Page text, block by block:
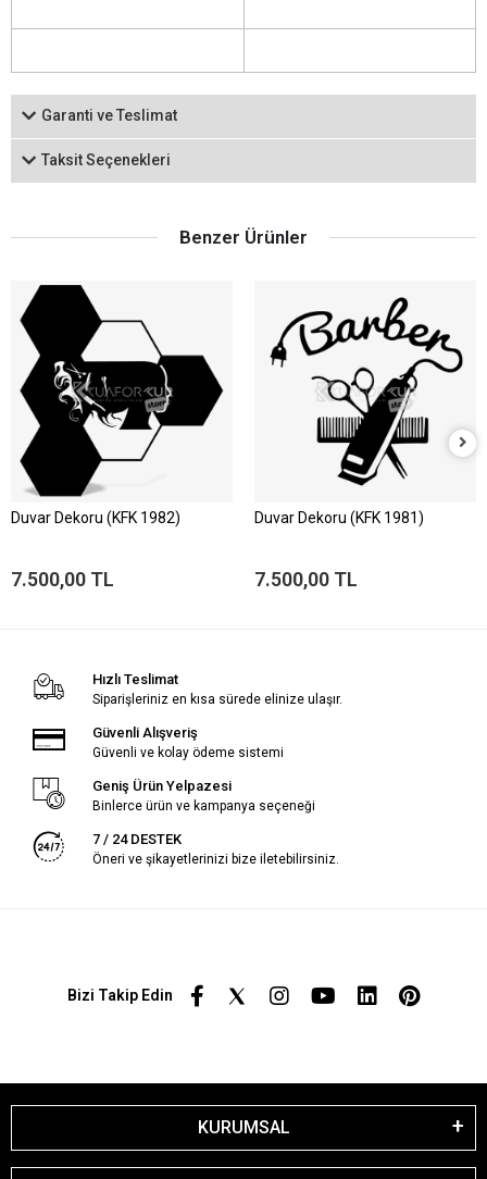
Garanti ve Teslimat
Taksit Seçenekleri
Benzer Ürünler
Duvar Dekoru (KFK 1982)
7.500,00 TL
Duvar Dekoru (KFK 1981)
7.500,00 TL
Hızlı Teslimat
Siparişleriniz en kısa sürede elinize ulaşır.
Güvenli Alışveriş
Güvenli ve kolay ödeme sistemi
Geniş Ürün Yelpazesi
Binlerce ürün ve kampanya seçeneği
7 / 24 DESTEK
Öneri ve şikayetlerinizi bize iletebilirsiniz.
Bizi Takip Edin
KURUMSAL